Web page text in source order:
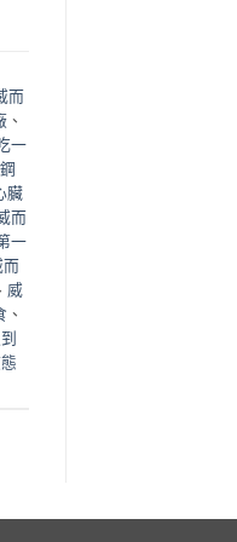
而
、
一
臟
而
一
而
威
、